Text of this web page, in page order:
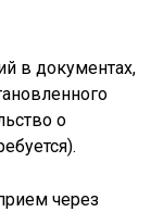
в документах,
о
через